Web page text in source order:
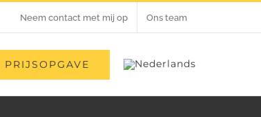
Neem contact met mij op Ons team
PRIJSOPGAVE